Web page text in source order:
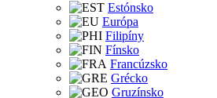
Estónsko
Európa
Filipíny
Fínsko
Francúzsko
Grécko
Gruzínsko